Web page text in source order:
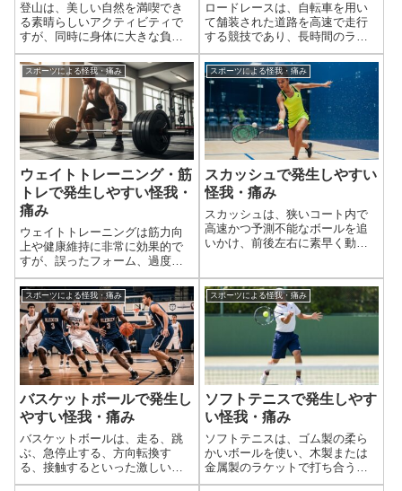
登山は、美しい自然を満喫でき
る素晴らしいアクティビティで
すが、同時に身体に大きな負担
がかかり、様々な怪我や痛みの
リスクを伴います。不整地での
歩行、長時間にわたる運動、荷
物の重さ、そして天候の変化な
どが複合的に影響し、特に膝、
足首といった下肢...
ロードレースは、自転車を用い
て舗装された道路を高速で走行
する競技であり、長時間のライ
ディングと高強度なペダリング
が特徴です。そのため、特定の
部位への繰り返し負荷によるオ
ーバーユース障害が非常に多く
見られます。また、集団走行や
高速走行に伴う落...
スポーツによる怪我・痛み
ウェイトトレーニング・筋
トレで発生しやすい怪我・
痛み
ウェイトトレーニングは筋力向
上や健康維持に非常に効果的で
すが、誤ったフォーム、過度な
重量設定、不十分なウォームア
ップ、休息不足などが原因で
様々な外傷や怪我が発生する可
能性があります。特に、オーバ
ーユース（使いすぎ）による慢
性的な痛みや、急性...
スポーツによる怪我・痛み
スカッシュで発生しやすい
怪我・痛み
スカッシュは、狭いコート内で
高速かつ予測不能なボールを追
いかけ、前後左右に素早く動
停止、方向転換、そして繰り返
し行われるスイング動作が特徴
で、身体の様々な部位に大きな
負担がかかります。...
スポーツによる怪我・痛み
バスケットボールで発生し
やすい怪我・痛み
バスケットボールは、走る、跳
ぶ、急停止する、方向転換す
る、接触するといった激しい動
きが多いスポーツです。そのた
スポーツによる怪我・痛み
ソフトテニスで発生しやす
い怪我・痛み
ソフトテニスは、ゴム製の柔ら
かいボールを使い、木製または
金属製のラケットで打ち合う球
技です。シングルスとダブルス